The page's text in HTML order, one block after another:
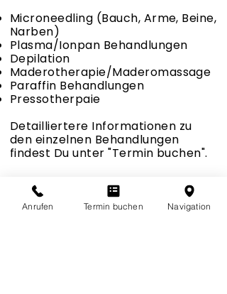
Microneedling (Bauch, Arme, Beine,
Narben)
Plasma/Ionpan Behandlungen
Depilation
Maderotherapie/Maderomassage
Paraffin Behandlungen
Pressotherpaie
Detailliertere Informationen zu
den einzelnen Behandlungen
findest Du unter "Termin buchen".
Termin buchen Behandlungshinweise
Anrufen Termin buchen Navigation